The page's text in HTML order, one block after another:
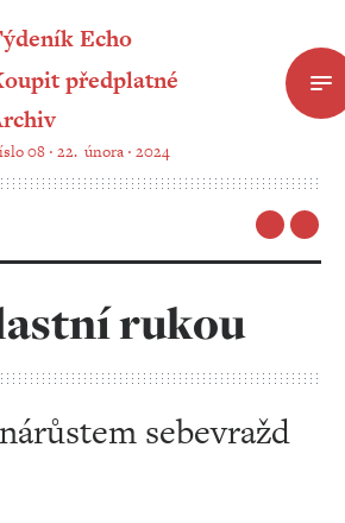
Echo
předplatné
08 ‧ 22. února ‧ 2024
rukou
sebevražd